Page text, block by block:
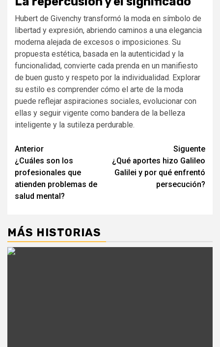
Hubert de Givenchy transformó la moda en símbolo de
libertad y expresión, abriendo caminos a una elegancia
moderna alejada de excesos o imposiciones. Su
propuesta estética, basada en la autenticidad y la
funcionalidad, convierte cada prenda en un manifiesto
de buen gusto y respeto por la individualidad. Explorar
su estilo es comprender cómo el arte de la moda
puede reflejar aspiraciones sociales, evolucionar con
ellas y seguir vigente como bandera de la belleza
inteligente y la sutileza perdurable.
Navegación
de
entradas
Anterior
¿Cuáles son los
profesionales que
atienden problemas de
salud mental?
Siguente
¿Qué aportes hizo Galileo
Galilei y por qué enfrentó
persecución?
MÁS HISTORIAS